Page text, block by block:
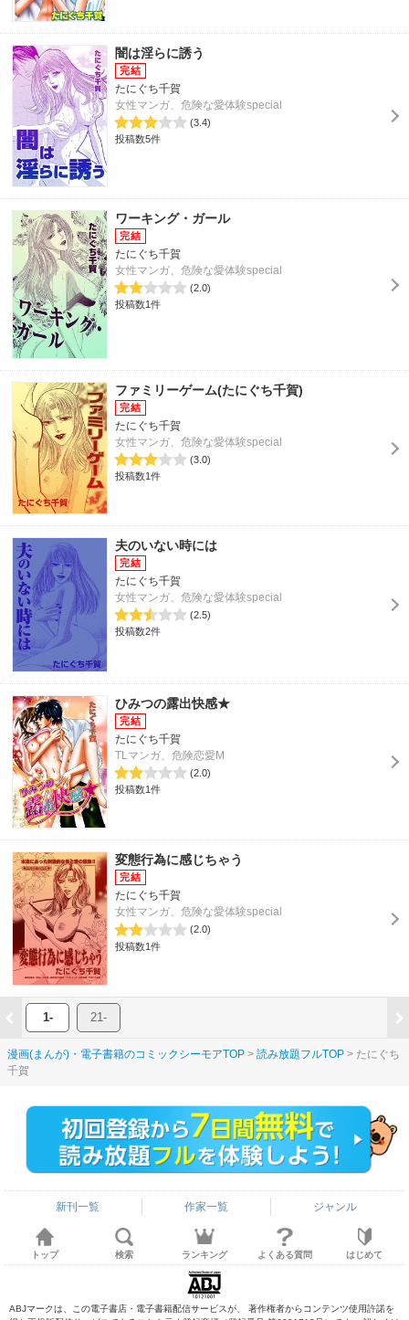
闇は淫らに誘う
たにぐち千賀
女性マンガ、危険な愛体験special
(3.4)
投稿数5件
ワーキング・ガール
たにぐち千賀
女性マンガ、危険な愛体験special
(2.0)
投稿数1件
ファミリーゲーム(たにぐち千賀)
たにぐち千賀
女性マンガ、危険な愛体験special
(3.0)
投稿数1件
夫のいない時には
たにぐち千賀
女性マンガ、危険な愛体験special
(2.5)
投稿数2件
ひみつの露出快感★
たにぐち千賀
TLマンガ、危険恋愛M
(2.0)
投稿数1件
変態行為に感じちゃう
たにぐち千賀
女性マンガ、危険な愛体験special
(2.0)
投稿数1件
1- 21-
漫画(まんが)・電子書籍のコミックシーモアTOP 読み放題フルTOP
たにぐち
千賀
新刊一覧 作家一覧 ジャンル
トップ 検索 ランキング よくある質問 はじめて
ABJマークは、この電子書店・電子書籍配信サービスが、 著作権者からコンテンツ使用許諾を